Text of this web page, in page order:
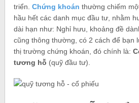
triển.Chứng khoán thường chiếm
hầu hết các danh mục đầu tư, nhằm
dài hạn như: Nghỉ hưu, khoảng đề
cũng thông thường, có 2 cách để bạn
thị trường chứng khoán, đó chính là:
tương hỗ (quỹ đầu tư).